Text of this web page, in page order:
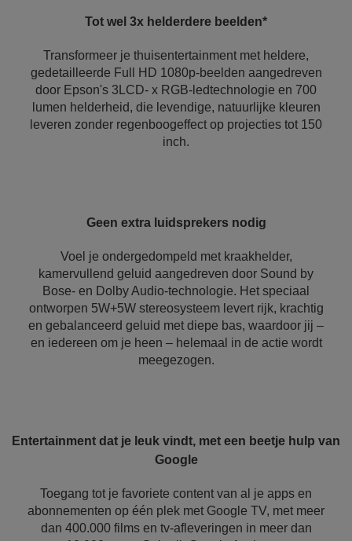
Tot wel 3x helderdere beelden*
Transformeer je thuisentertainment met heldere,
gedetailleerde Full HD 1080p-beelden aangedreven
door Epson's 3LCD- x RGB-ledtechnologie en 700
lumen helderheid, die levendige, natuurlijke kleuren
leveren zonder regenboogeffect op projecties tot 150
inch.
Geen extra luidsprekers nodig
Voel je ondergedompeld met kraakhelder,
kamervullend geluid aangedreven door Sound by
Bose- en Dolby Audio-technologie. Het speciaal
ontworpen 5W+5W stereosysteem levert rijk, krachtig
en gebalanceerd geluid met diepe bas, waardoor jij –
en iedereen om je heen – helemaal in de actie wordt
meegezogen.
Entertainment dat je leuk vindt, met een beetje hulp van
Google
Toegang tot je favoriete content van al je apps en
abonnementen op één plek met Google TV, met meer
dan 400.000 films en tv-afleveringen in meer dan